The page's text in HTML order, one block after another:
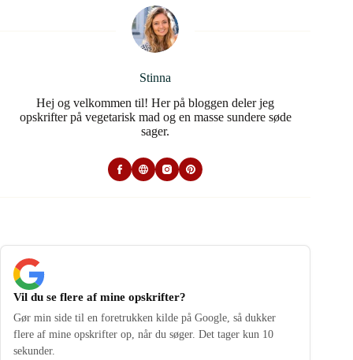
Stinna
Hej og velkommen til! Her på bloggen deler jeg
opskrifter på vegetarisk mad og en masse sundere søde
sager.
Vil du se flere af mine opskrifter?
Gør min side til en foretrukken kilde på Google, så dukker
flere af mine opskrifter op, når du søger. Det tager kun 10
sekunder.